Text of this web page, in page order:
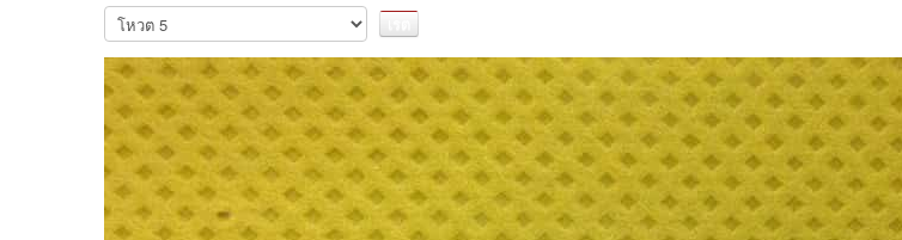
กรุณา
ให้
คะแนน